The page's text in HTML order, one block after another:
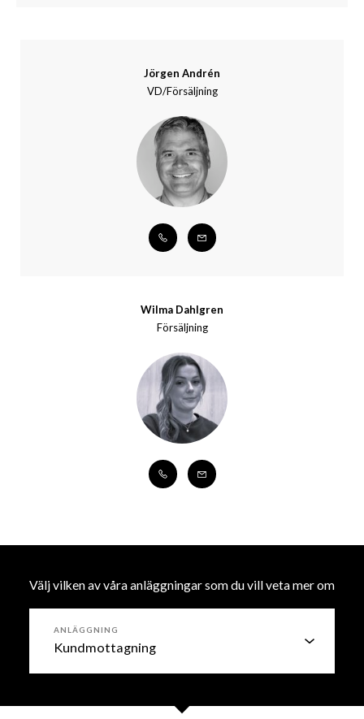
Jörgen Andrén
VD/Försäljning
Wilma Dahlgren
Försäljning
Välj vilken av våra anläggningar som du vill veta mer om
ANLÄGGNING